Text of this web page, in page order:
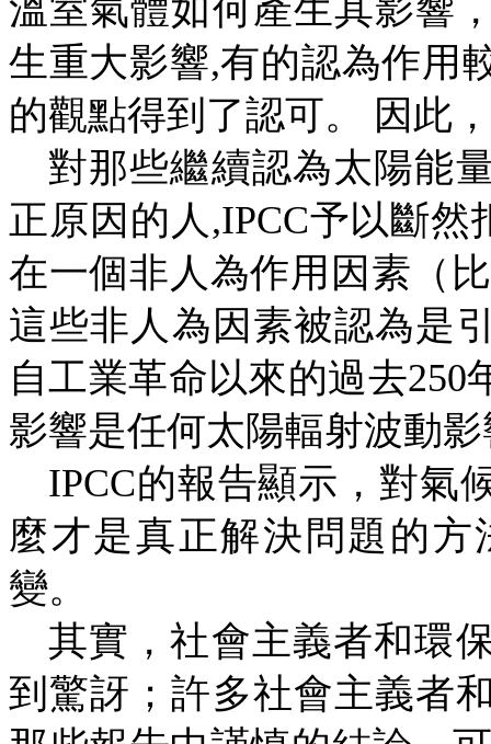
溫室氣體如何產生其影響
生重大影響,有的認為作用
的觀點得到了認可。
因此
對那些繼續認為太陽能
正原因的人 ,IPCC予以斷然
在一個非人為作用因素（
這些非人為因素被認為是
自工業革命以來的過去250
影響是任何太陽輻射波動
IPCC的報告顯示，對氣
麼才是真正解決問題的
變。
其實，社會主義者和環
到驚訝；許多社會主義者